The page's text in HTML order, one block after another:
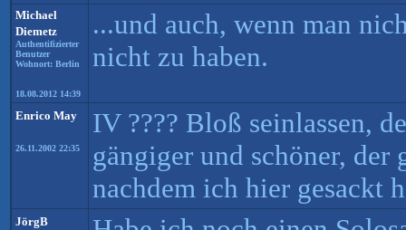
Michael
Diemetz
Authentifizierter
Benutzer
Wohnort: Berlin
18.08.2012 14:39
...und auch, wenn man
nicht zu haben.
Enrico May
26.11.2002 22:35
IV ???? Bloß seinlassen,
gängiger und schöner,
nachdem ich hier gesackt
JörgB